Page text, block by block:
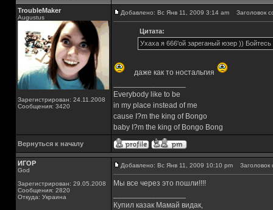
TroubleMaker
Augustus
Зарегистрирован: 24.11.2008
Сообщения: 3420
Добавлено: Вс Янв 11, 2009 3:14 am Заголовок
Цитата:
Ухаха я 666'ой зареганый юзер )) Бойтесь
даже как то ностальгия
Everybody like to be
in my place instead of me
cause I?m the king of Bongo
baby I?m the king of Bongo Bong
Вернуться к началу
ИГОР
God
Зарегистрирован: 29.05.2008
Сообщения: 2820
Откуда: Украина
Добавлено: Вс Янв 11, 2009 10:10 pm Заголовок
Мы все через это пошли!!!!
Купил казак Мамай видак,